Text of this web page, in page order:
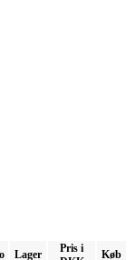
Lager
Pris i
Køb